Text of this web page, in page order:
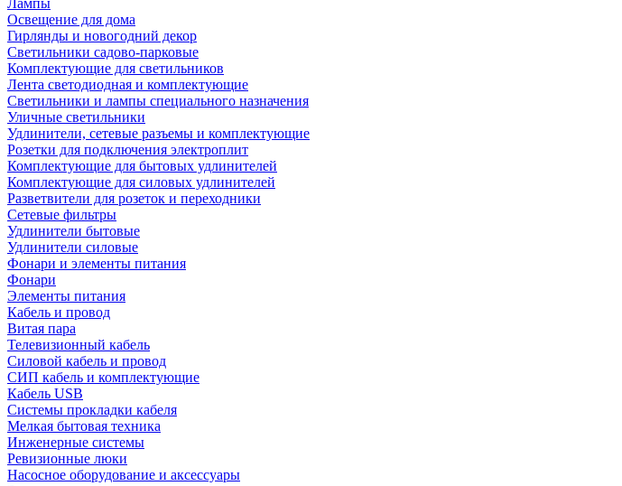
Лампы
Освещение для дома
Гирлянды и новогодний декор
Светильники садово-парковые
Комплектующие для светильников
Лента светодиодная и комплектующие
Светильники и лампы специального назначения
Уличные светильники
Удлинители, сетевые разъемы и комплектующие
Розетки для подключения электроплит
Комплектующие для бытовых удлинителей
Комплектующие для силовых удлинителей
Разветвители для розеток и переходники
Сетевые фильтры
Удлинители бытовые
Удлинители силовые
Фонари и элементы питания
Фонари
Элементы питания
Кабель и провод
Витая пара
Телевизионный кабель
Силовой кабель и провод
СИП кабель и комплектующие
Кабель USB
Системы прокладки кабеля
Мелкая бытовая техника
Инженерные системы
Ревизионные люки
Насосное оборудование и аксессуары